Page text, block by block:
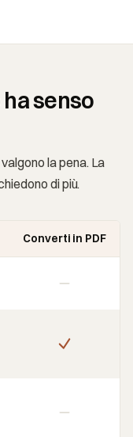
senso
la pena. La
di più.
Converti in PDF